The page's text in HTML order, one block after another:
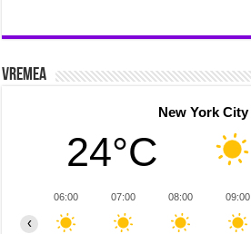
Vremea
New York City
24°C
06:00 07:00 08:00 09:00
‹